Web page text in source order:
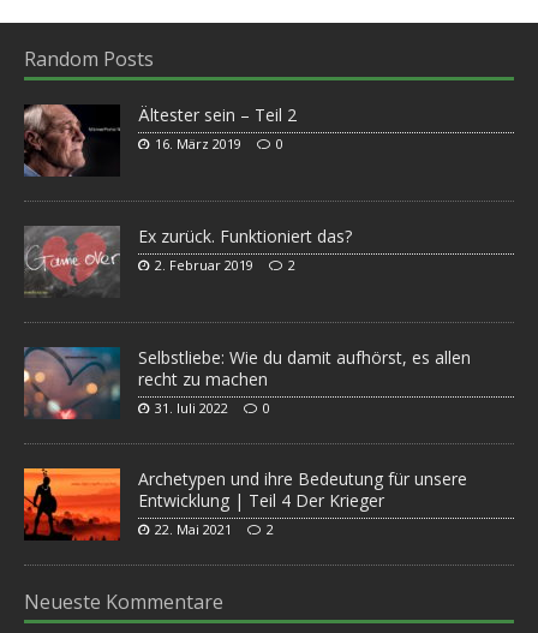
Random Posts
Ältester sein – Teil 2
16. März 2019 0
Ex zurück. Funktioniert das?
2. Februar 2019 2
Selbstliebe: Wie du damit aufhörst, es allen
recht zu machen
31. Juli 2022 0
Archetypen und ihre Bedeutung für unsere
Entwicklung | Teil 4 Der Krieger
22. Mai 2021 2
Neueste Kommentare